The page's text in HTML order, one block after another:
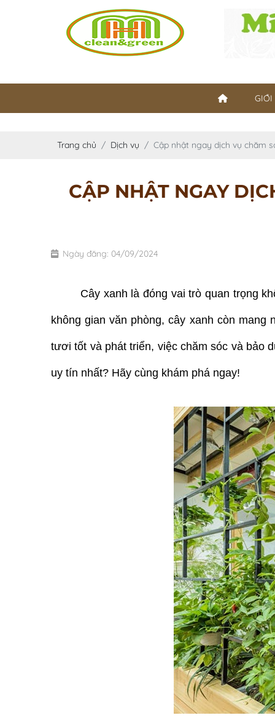
GIỚI
Trang chủ Dịch vụ Cập nhật ngay dịch vụ chăm
CẬP NHẬT NGAY
Ngày đăng: 04/09/2024
Cây xanh là đóng vai trò quan trọng
không gian văn phòng, cây xanh còn
tươi tốt và phát triển, việc chăm sóc và bảo
uy tín nhất? Hãy cùng khám phá ngay!